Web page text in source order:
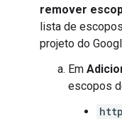
remover
lista de
projeto do
Em
escopos